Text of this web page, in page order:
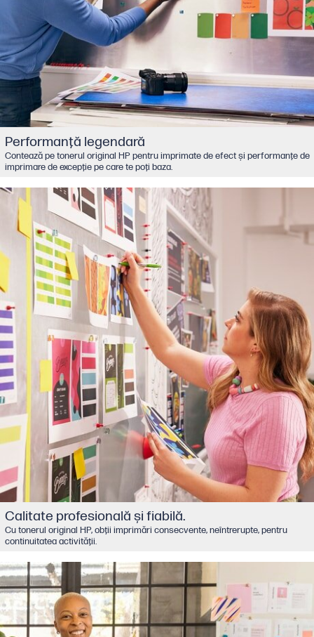
Performanţă legendară
Contează pe tonerul original HP pentru imprimate de efect şi performanţe de
imprimare de excepţie pe care te poţi baza.
Calitate profesională şi fiabilă.
Cu tonerul original HP, obţii imprimări consecvente, neîntrerupte, pentru
continuitatea activităţii.